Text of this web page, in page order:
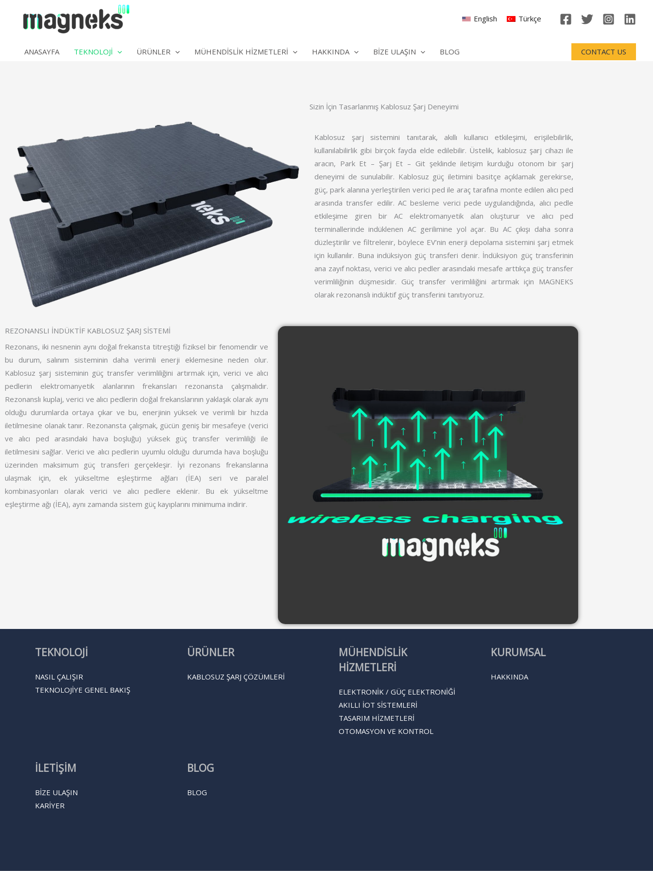
English Türkçe
ANASAYFA TEKNOLOJI ÜRÜNLER MÜHENDISLIK HIZMETLERI HAKKINDA BİZE ULAŞIN BLOG CONTACT US
Sizin İçin Tasarlanmış Kablosuz Şarj Deneyimi
Kablosuz şarj sistemini tanıtarak, akıllı kullanıcı etkileşimi, erişilebilirlik,
kullanılabilirlik gibi birçok fayda elde edilebilir. Üstelik, kablosuz şarj cihazı ile
aracın, Park Et – Şarj Et – Git şeklinde iletişim kurduğu otonom bir şarj
deneyimi de sunulabilir. Kablosuz güç iletimini basitçe açıklamak gerekirse,
güç, park alanına yerleştirilen verici ped ile araç tarafına monte edilen alıcı ped
arasında transfer edilir. AC besleme verici pede uygulandığında, alıcı pedle
etkileşime giren bir AC elektromanyetik alan oluşturur ve alıcı ped
terminallerinde indüklenen AC gerilimine yol açar. Bu AC çıkışı daha sonra
düzleştirilir ve filtrelenir, böylece EV’nin enerji depolama sistemini şarj etmek
için kullanılır. Buna indüksiyon güç transferi denir. İndüksiyon güç transferinin
ana zayıf noktası, verici ve alıcı pedler arasındaki mesafe arttıkça güç transfer
verimliliğinin düşmesidir. Güç transfer verimliliğini artırmak için MAGNEKS
olarak rezonanslı indüktif güç transferini tanıtıyoruz.
REZONANSLI İNDÜKTİF KABLOSUZ ŞARJ SİSTEMİ
Rezonans, iki nesnenin aynı doğal frekansta titreştiği fiziksel bir fenomendir ve
bu durum, salınım sisteminin daha verimli enerji eklemesine neden olur.
Kablosuz şarj sisteminin güç transfer verimliliğini artırmak için, verici ve alıcı
pedlerin elektromanyetik alanlarının frekansları rezonansta çalışmalıdır.
Rezonanslı kuplaj, verici ve alıcı pedlerin doğal frekanslarının yaklaşık olarak aynı
olduğu durumlarda ortaya çıkar ve bu, enerjinin yüksek ve verimli bir hızda
iletilmesine olanak tanır. Rezonansta çalışmak, gücün geniş bir mesafeye (verici
ve alıcı ped arasındaki hava boşluğu) yüksek güç transfer verimliliği ile
iletilmesini sağlar. Verici ve alıcı pedlerin uyumlu olduğu durumda hava boşluğu
üzerinden maksimum güç transferi gerçekleşir. İyi rezonans frekanslarına
ulaşmak için, ek yükseltme eşleştirme ağları (İEA) seri ve paralel
kombinasyonları olarak verici ve alıcı pedlere eklenir. Bu ek yükseltme
eşleştirme ağı (İEA), aynı zamanda sistem güç kayıplarını minimuma indirir.
TEKNOLOJİ
NASIL ÇALIŞIR
TEKNOLOJIYE GENEL BAKIŞ
İLETİŞİM
BİZE ULAŞIN
KARIYER
ÜRÜNLER
KABLOSUZ ŞARJ ÇÖZÜMLERI
BLOG
BLOG
MÜHENDİSLİK
HİZMETLERİ
ELEKTRONİK / GÜÇ ELEKTRONİĞİ
AKILLI İOT SİSTEMLERİ​
TASARIM HİZMETLERİ
OTOMASYON VE KONTROL
KURUMSAL
HAKKINDA